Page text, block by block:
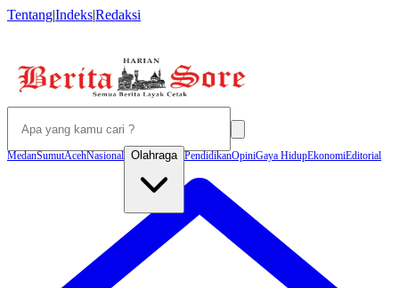
Tentang|Indeks|Redaksi
MedanSumutAcehNasional Olahraga PendidikanOpiniGaya HidupEkonomiEditorial